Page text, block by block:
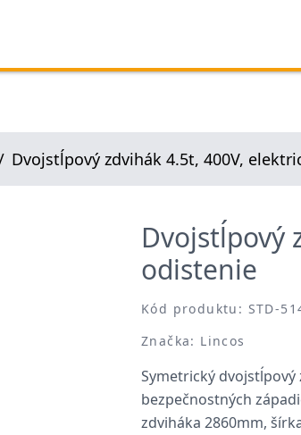
Dvojstĺpový zdvihák 4.5t, 400V,
Dvojstĺpový
odistenie
Kód produktu: STD-
Značka: Lincos
Symetrický
bezpečnostných
zdviháka 2860mm,